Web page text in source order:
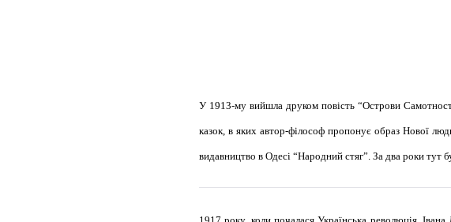
У 1913-му вийшла друком повість “Острови
казок, в яких автор-філософ пропонує образ Нової
видавництво в Одесі “Народний стяг”. За два роки тут